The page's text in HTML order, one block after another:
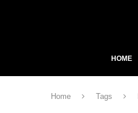
HOME
Home Tags